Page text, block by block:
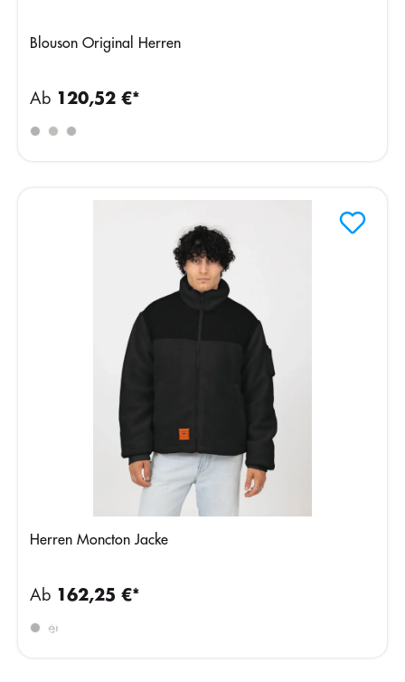
Blouson Original Herren
Ab 120,52 €*
Herren Moncton Jacke
Crème
Ab 162,25 €*